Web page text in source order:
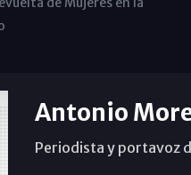
Antonio
Periodista y portavoz